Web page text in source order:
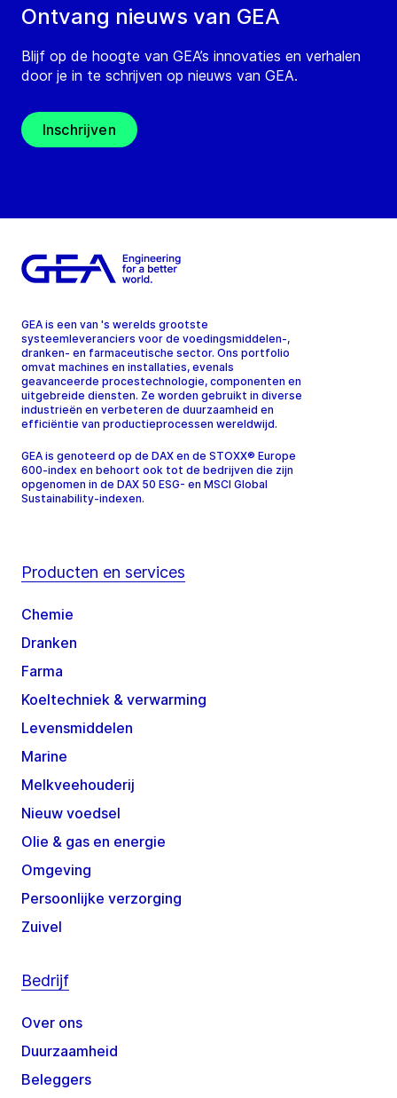
Ontvang nieuws van GEA
Blijf op de hoogte van GEA’s innovaties en verhalen
door je in te schrijven op nieuws van GEA.
Inschrijven
GEA is een van 's werelds grootste
systeemleveranciers voor de voedingsmiddelen-,
dranken- en farmaceutische sector. Ons portfolio
omvat machines en installaties, evenals
geavanceerde procestechnologie, componenten en
uitgebreide diensten. Ze worden gebruikt in diverse
industrieën en verbeteren de duurzaamheid en
efficiëntie van productieprocessen wereldwijd.
GEA is genoteerd op de DAX en de STOXX® Europe
600-index en behoort ook tot de bedrijven die zijn
opgenomen in de DAX 50 ESG- en MSCI Global
Sustainability-indexen.
Producten en services
Chemie
Dranken
Farma
Koeltechniek & verwarming
Levensmiddelen
Marine
Melkveehouderij
Nieuw voedsel
Olie & gas en energie
Omgeving
Persoonlijke verzorging
Zuivel
Bedrijf
Over ons
Duurzaamheid
Beleggers